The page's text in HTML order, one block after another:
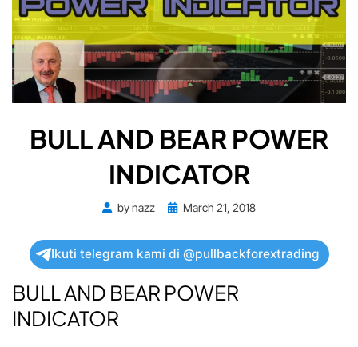
BULL AND BEAR POWER
INDICATOR
bynazz
PostedMarch 21, 2018
Ikuti telegram kami di @pullbackforextrading
BULL AND BEAR POWER
INDICATOR